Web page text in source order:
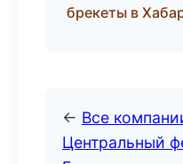
брекеты в
← Все
Центральный